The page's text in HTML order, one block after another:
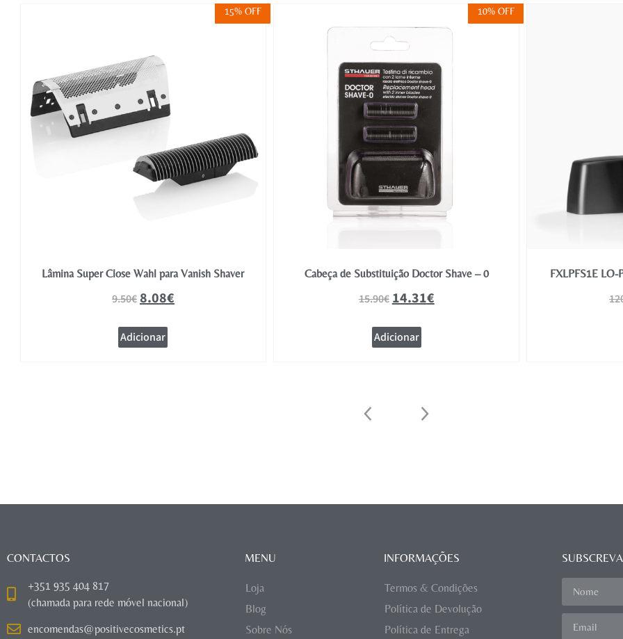
15% OFF
Lâmina Super Close Wahl para Vanish Shaver
9.50€8.08€
Adicionar
10% OFF
Cabeça de Substituição Doctor Shave – 0
15.90€14.31€
Adicionar
FXLPFS1E LO-
CONTACTOS
+351 935 404 817
(chamada para rede móvel nacional)
encomendas@positivecosmetics.pt
MENU
Loja
Blog
Sobre Nós
INFORMAÇÕES
Termos & Condições
Política de Devolução
Política de Entrega